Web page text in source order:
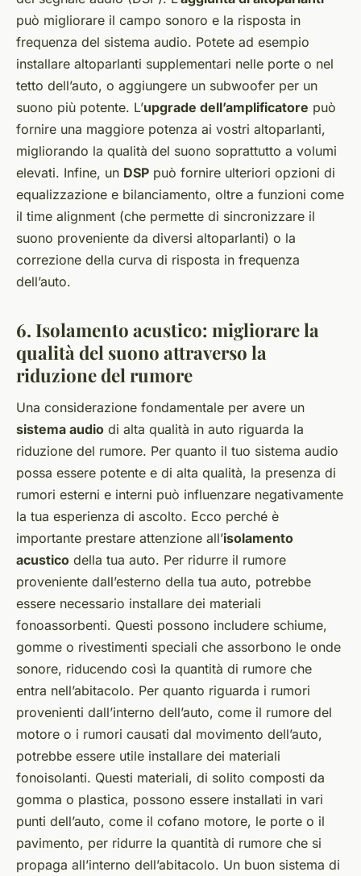
può migliorare il campo sonoro e la risposta in
frequenza del sistema audio. Potete ad esempio
installare altoparlanti supplementari nelle porte o nel
tetto dell’auto, o aggiungere un subwoofer per un
suono più potente. L’upgrade dell’amplificatore può
fornire una maggiore potenza ai vostri altoparlanti,
migliorando la qualità del suono soprattutto a volumi
elevati. Infine, un DSP può fornire ulteriori opzioni di
equalizzazione e bilanciamento, oltre a funzioni come
il time alignment (che permette di sincronizzare il
suono proveniente da diversi altoparlanti) o la
correzione della curva di risposta in frequenza
dell’auto.
6. Isolamento acustico: migliorare la
qualità del suono attraverso la
riduzione del rumore
Una considerazione fondamentale per avere un
sistema audio di alta qualità in auto riguarda la
riduzione del rumore. Per quanto il tuo sistema audio
possa essere potente e di alta qualità, la presenza di
rumori esterni e interni può influenzare negativamente
la tua esperienza di ascolto. Ecco perché è
importante prestare attenzione all’isolamento
acustico della tua auto. Per ridurre il rumore
proveniente dall’esterno della tua auto, potrebbe
essere necessario installare dei materiali
fonoassorbenti. Questi possono includere schiume,
gomme o rivestimenti speciali che assorbono le onde
sonore, riducendo così la quantità di rumore che
entra nell’abitacolo. Per quanto riguarda i rumori
provenienti dall’interno dell’auto, come il rumore del
motore o i rumori causati dal movimento dell’auto,
potrebbe essere utile installare dei materiali
fonoisolanti. Questi materiali, di solito composti da
gomma o plastica, possono essere installati in vari
punti dell’auto, come il cofano motore, le porte o il
pavimento, per ridurre la quantità di rumore che si
propaga all’interno dell’abitacolo. Un buon sistema di